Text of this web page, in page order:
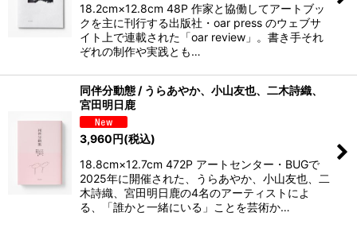
18.2cm×12.8cm 48P 作家と協働してアートブッ
クを主に刊行する出版社・oar press のウェブサ
イト上で連載された「oar review」。書き手それ
ぞれの制作や実践とも…
同伴分動態 / うらあやか、小山友也、二木詩織、
宮田明日鹿
3,960円(税込)
18.8cm×12.7cm 472P アートセンター・BUGで
2025年に開催された、うらあやか、小山友也、二
木詩織、宮田明日鹿の4名のアーティストによ
る、「誰かと一緒にいる」ことを芸術か…